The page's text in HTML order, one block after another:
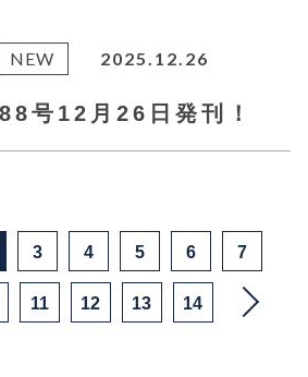
NEW 2025.12.26
12月26日発刊！
3 4 5 6 7
11 12 13 14